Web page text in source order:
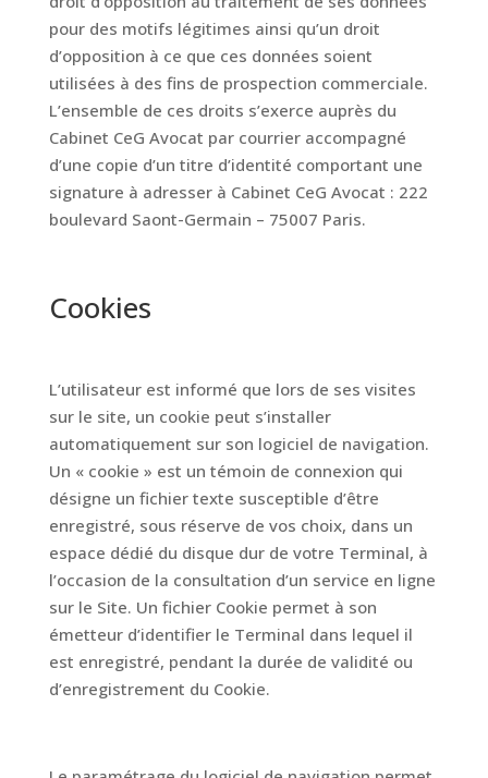
pour des motifs légitimes ainsi qu’un droit
d’opposition à ce que ces données soient
utilisées à des fins de prospection commerciale.
L’ensemble de ces droits s’exerce auprès du
Cabinet CeG Avocat par courrier accompagné
d’une copie d’un titre d’identité comportant une
signature à adresser à Cabinet CeG Avocat : 222
boulevard Saont-Germain – 75007 Paris.
Cookies
L’utilisateur est informé que lors de ses visites
sur le site, un cookie peut s’installer
automatiquement sur son logiciel de navigation.
Un « cookie » est un témoin de connexion qui
désigne un fichier texte susceptible d’être
enregistré, sous réserve de vos choix, dans un
espace dédié du disque dur de votre Terminal, à
l’occasion de la consultation d’un service en ligne
sur le Site. Un fichier Cookie permet à son
émetteur d’identifier le Terminal dans lequel il
est enregistré, pendant la durée de validité ou
d’enregistrement du Cookie.